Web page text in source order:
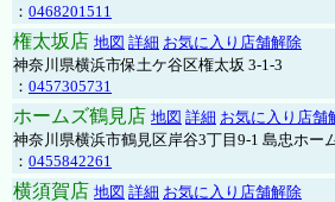
： 0468201511
権太坂店 地図 詳細 お気に入り店舗解除
神奈川県横浜市保土ケ谷区権太坂 3-1-3
： 0457305731
ホームズ鶴見店 地図 詳細 お気に入り店舗
神奈川県横浜市鶴見区岸谷3丁目9-1 島忠ホー
： 0455842261
横須賀店 地図 詳細 お気に入り店舗解除